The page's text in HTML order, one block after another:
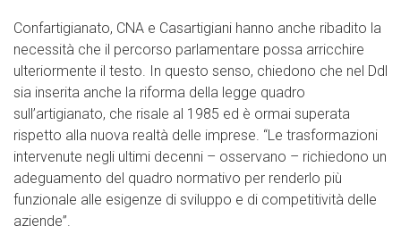
Confartigianato, CNA e Casartigiani hanno anche ribadito la
necessità che il percorso parlamentare possa arricchire
ulteriormente il testo. In questo senso, chiedono che nel Ddl
sia inserita anche la riforma della legge quadro
sull’artigianato, che risale al 1985 ed è ormai superata
rispetto alla nuova realtà delle imprese. “Le trasformazioni
intervenute negli ultimi decenni – osservano – richiedono un
adeguamento del quadro normativo per renderlo più
funzionale alle esigenze di sviluppo e di competitività delle
aziende”.